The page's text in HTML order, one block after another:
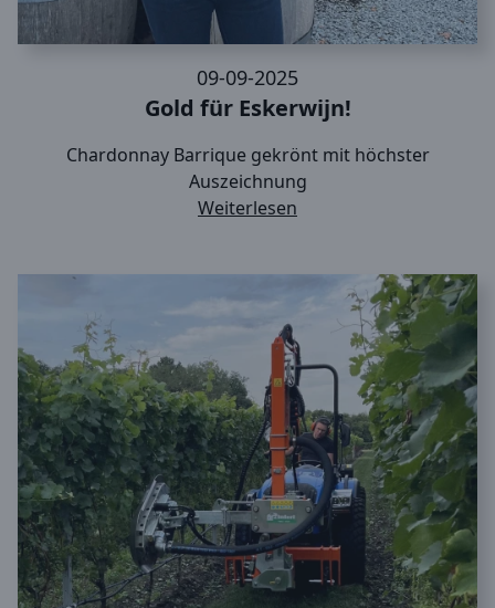
09-09-2025
Gold für Eskerwijn!
Chardonnay Barrique gekrönt mit höchster
Auszeichnung
Weiterlesen